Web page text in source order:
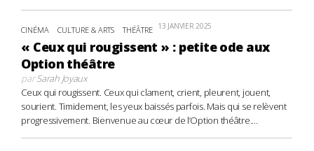
CINÉMA CULTURE & ARTS THÉÂTRE 13 JANVIER 2025
« Ceux qui rougissent » : petite ode aux
Option théâtre
parSarah Joyaux
Ceux qui rougissent. Ceux qui clament, crient, pleurent, jouent,
sourient. Timidement, les yeux baissés parfois. Mais qui se relèvent
progressivement. Bienvenue au cœur de l’Option théâtre....